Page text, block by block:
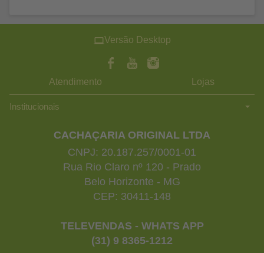
Versão Desktop
Atendimento Lojas
Institucionais
CACHAÇARIA ORIGINAL LTDA
CNPJ: 20.187.257/0001-01
Rua Rio Claro nº 120 - Prado
Belo Horizonte - MG
CEP: 30411-148
TELEVENDAS - WHATS APP
(31) 9 8365-1212